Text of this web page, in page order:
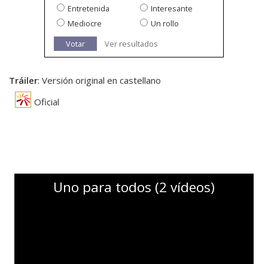
Entretenida
Interesante
Mediocre
Un rollo
Votar
Ver resultados
Tráiler: Versión original en castellano
Oficial
Uno para todos (2 vídeos)